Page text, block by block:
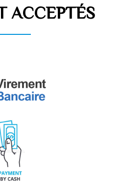
ACCEPTÉS